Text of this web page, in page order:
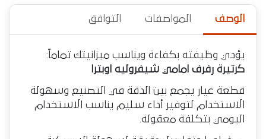
الوصف المواصفات التوافق
يؤدي وظيفته بكفاءة ويناسب ميزانيتك تماماً:
كرتيرة رفرف امامي شيفروليه اوبترا
قطعة غيار يجمع بين الدقة في التصنيع وسهولة
الاستخدام لتوفير أداء سليم يناسب الاستخدام
اليومي بتكلفة معقولة.